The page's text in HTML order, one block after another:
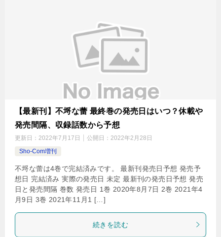
【最新刊】不埒な蕾 最終巻の発売日はいつ？休載や
発売間隔、収録話数から予想
更新日： 2022年7月17日 公開日： 2022年2月28日
Sho-Com増刊
不埒な蕾は4巻で完結済みです。 最新刊発売日予想 発売予
想日 完結済み 実際の発売日 未定 最新刊の発売日予想 発売
日と発売間隔 巻数 発売日 1巻 2020年8月7日 2巻 2021年4
月9日 3巻 2021年11月1 […]
続きを読む